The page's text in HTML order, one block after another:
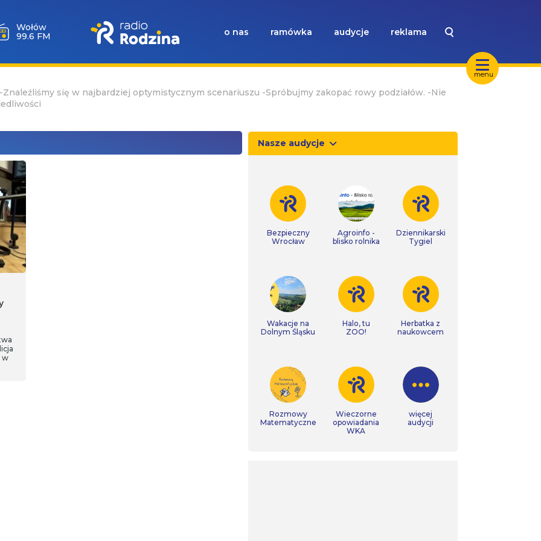
menu
Wołów
99.6 FM
o nas ramówka audycje reklama
się w najbardziej optymistycznym scenariuszu -Spróbujmy zakopać rowy podziałów. -Nie
w
Nasze audycje
Bezpieczny
Wrocław
Agroinfo -
blisko rolnika
Dziennikarski
Tygiel
Wakacje na
Dolnym Śląsku
Halo, tu
ZOO!
Herbatka z
naukowcem
Rozmowy
Matematyczne
Wieczorne
opowiadania
WKA
więcej
audycji